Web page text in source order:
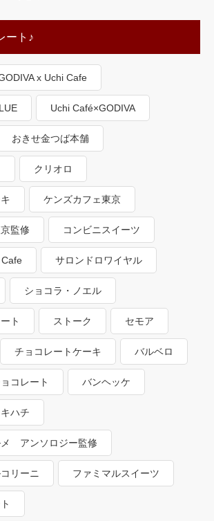
ート♪
x Uchi Cafe
Uchi Café×GODIVA
おきせ金つば本舗
クリオロ
ケンズカフェ東京
監修 コンビニスイーツ
サロンドロワイヤル
ショコラ・ノエル
ト ストーク セモア
チョコレートケーキ バルベロ
コレート バンヘッケ
ハチ
メ アンソロジー監修
リーニ ファミマルスイーツ